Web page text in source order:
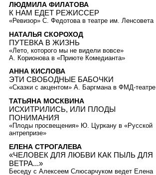
ЛЮДМИЛА ФИЛАТОВА
К НАМ ЕДЕТ РЕЖИССЕР
«Ревизор» С. Федотова в театре им. Ленсовета
НАТАЛЬЯ СКОРОХОД
ПУТЕВКА В ЖИЗНЬ
«Лето, которого мы не видели вовсе»
А. Корионова в «Приюте Комедианта»
АННА КИСЛОВА
ЭТИ СВОБОДНЫЕ БАБОЧКИ
«Сказки с акцентом» А. Баргмана в ФМД-театре
ТАТЬЯНА МОСКВИНА
ИСХИТРИЛИСЬ, ИЛИ ПЛОДЫ
ПОНИМАНИЯ
«Плоды просвещения» Ю. Цуркану в «Русской
антрепризе»
ЕЛЕНА СТРОГАЛЕВА
«ЧЕЛОВЕК ДЛЯ ЛЮБВИ КАК ПЫЛЬ ДЛЯ
ВЕТРА...»
Беседу с Алексеем Слюсарчуком ведет Елена